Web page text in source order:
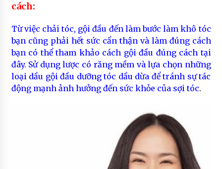
cách:
Từ việc chải tóc, gội đầu đến làm bước làm khô tóc
bạn cũng phải hết sức cẩn thận và làm đúng cách
bạn có thểtham khảo cách gội đầu đúng cách tại
đây. Sử dụng lược có răng mềm và lựa chọn những
loại dầu gội đầu dưỡng tóc dầu dừa để tránh sự tác
động mạnh ảnh hưởng đến sức khỏe của sợi tóc.